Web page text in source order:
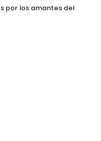
por los amantes del